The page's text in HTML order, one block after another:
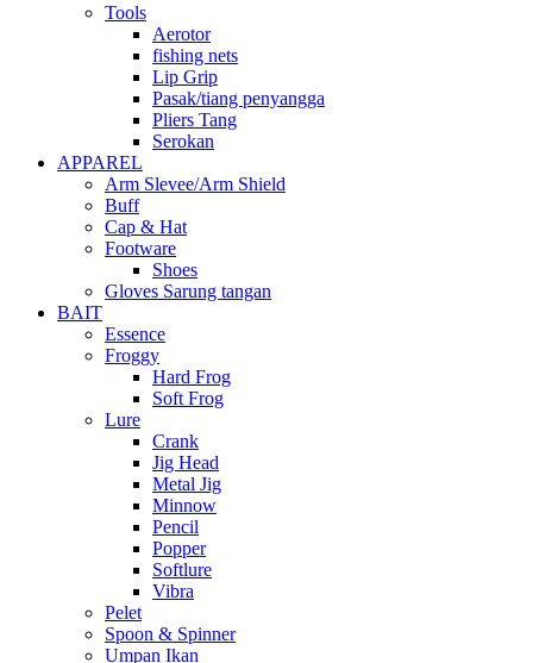
Tools
Aerotor
fishing nets
Lip Grip
Pasak/tiang penyangga
Pliers Tang
Serokan
APPAREL
Arm Slevee/Arm Shield
Buff
Cap & Hat
Footware
Shoes
Gloves Sarung tangan
BAIT
Essence
Froggy
Hard Frog
Soft Frog
Lure
Crank
Jig Head
Metal Jig
Minnow
Pencil
Popper
Softlure
Vibra
Pelet
Spoon & Spinner
Umpan Ikan